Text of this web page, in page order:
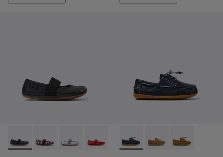
RIGHT - 80025-053 - Schwarze Lederballerinas für Kinder.
RIGHT - 80025-160
RIGHT - 80025-159
RIGHT - 80025-153
RIGHT - 80025-116
RIGHT - 80025-109
RIGHT - 80025-
Peu - K800689-002 - Blaue
Peu - K800689-004
Peu -